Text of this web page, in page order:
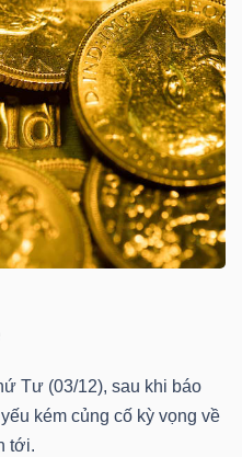
Tư (03/12), sau khi báo
kém củng cố kỳ vọng về
tới.